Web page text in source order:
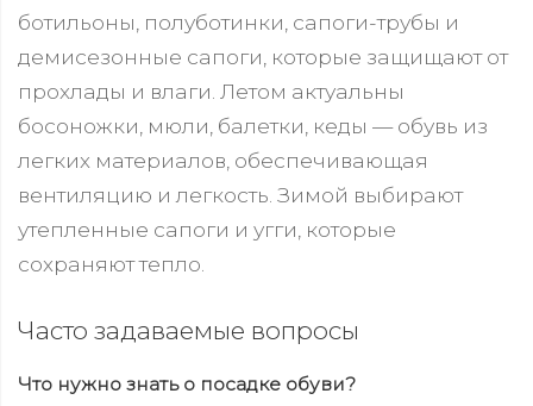
ботильоны, полуботинки, сапоги-трубы и
демисезонные сапоги, которые защищают от
прохлады и влаги. Летом актуальны
босоножки, мюли, балетки, кеды — обувь из
легких материалов, обеспечивающая
вентиляцию и легкость. Зимой выбирают
утепленные сапоги и угги, которые
сохраняют тепло.
Часто задаваемые вопросы
Что нужно знать о посадке обуви?